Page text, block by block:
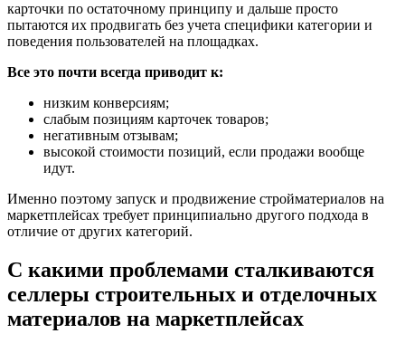
карточки по остаточному принципу и дальше просто
пытаются их продвигать без учета специфики категории и
поведения пользователей на площадках.
Все это почти всегда приводит к:
низким конверсиям;
слабым позициям карточек товаров;
негативным отзывам;
высокой стоимости позиций, если продажи вообще
идут.
Именно поэтому запуск и продвижение стройматериалов на
маркетплейсах требует принципиально другого подхода в
отличие от других категорий.
С какими проблемами сталкиваются
селлеры строительных и отделочных
материалов на маркетплейсах